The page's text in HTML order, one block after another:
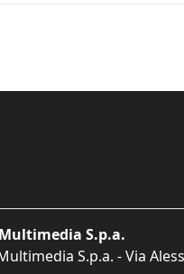
S.p.a.
S.p.a. - Via